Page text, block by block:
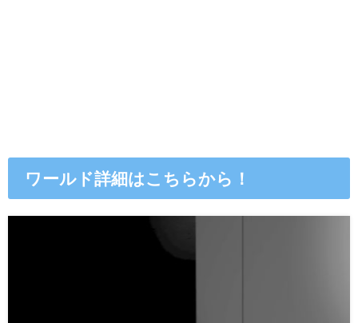
ワールド詳細はこちらから！